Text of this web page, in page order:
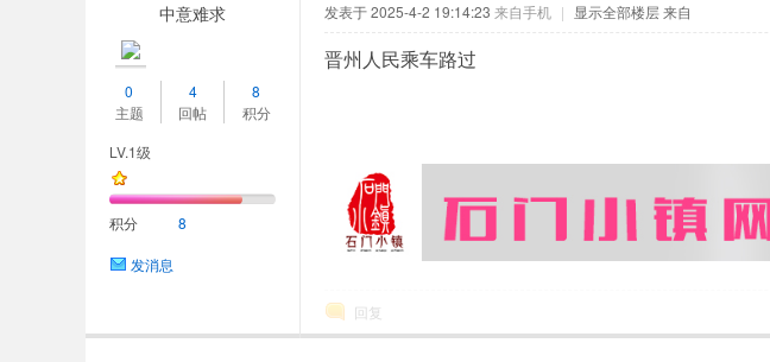
中意难求
0
主题
4
回帖
8
积分
LV.1级
积分 8
发消息
发表于 2025-4-2 19:14:23 来自手机 | 显示全部楼层来自
晋州人民乘车路过
回复